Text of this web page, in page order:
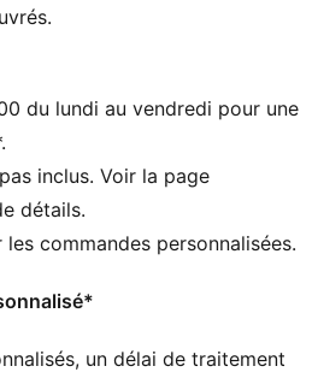
et un confort optimal à
de cette chaussure est
20 % de matériaux recyclés,
confortable de PUMA,
doux grâce à son talon
du lundi au vendredi pour une
inclus. Voir la page
détails.
commandes personnalisées.
un délai de traitement